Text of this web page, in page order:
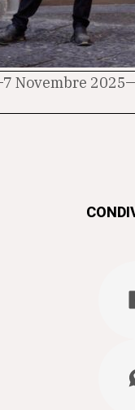
7 Novembre 2025